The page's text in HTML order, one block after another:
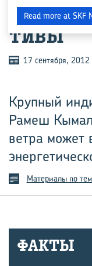
ИНДИЯ
ТИ­ВЫ
17 сентября, 2012
Крупный
Рамеш Кымал
ветра может
Материалы по
ФАКТЫ
Read more at SKF